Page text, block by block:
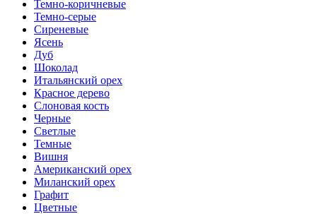
Темно-коричневые
Темно-серые
Сиреневые
Ясень
Дуб
Шоколад
Итальянский орех
Красное дерево
Слоновая кость
Черные
Светлые
Темные
Вишня
Американский орех
Миланский орех
Графит
Цветные